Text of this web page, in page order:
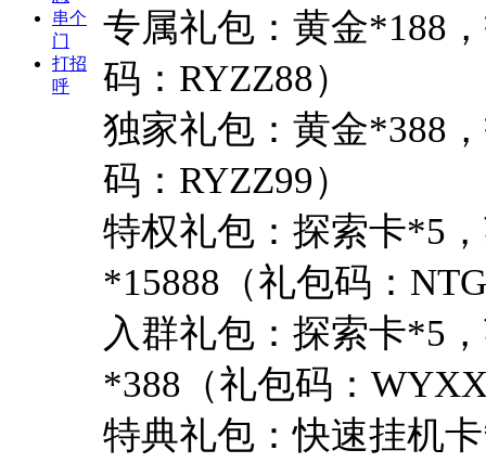
串个
门
打招
呼
专属礼包：黄金*188
码：RYZZ88）
独家礼包：黄金*388
码：RYZZ99）
特权礼包：探索卡*5
*15888（礼包码：
入群礼包：探索卡*5
*388（礼包码：
特典礼包：快速挂机